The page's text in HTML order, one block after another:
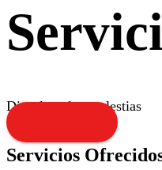
Disculpen las molestias
Servicios